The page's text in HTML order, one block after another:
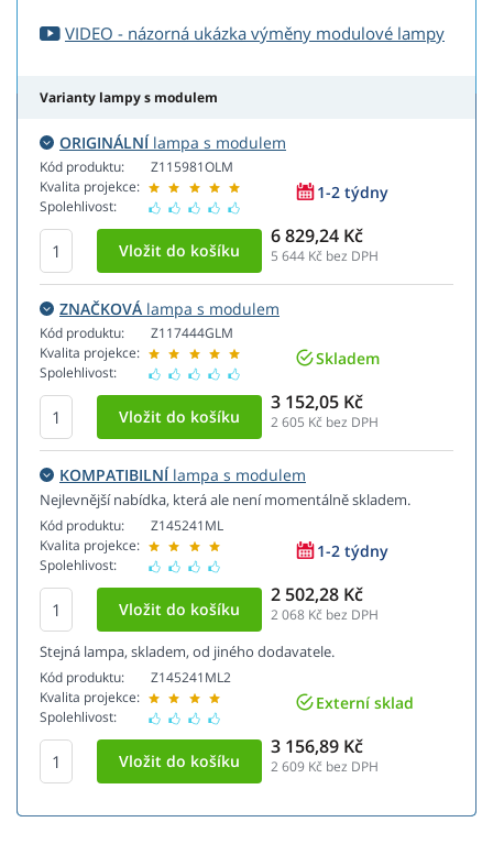
VIDEO - názorná ukázka výměny modulové lampy
Varianty lampy s modulem
ORIGINÁLNÍlampa s modulem
Kód produktu:
Kvalita projekce:
Spolehlivost:
Z115981OLM
1-2 týdny
6 829,24 Kč
5 644 Kč bez DPH
ZNAČKOVÁ lampa s modulem
Kód produktu:
Kvalita projekce:
Spolehlivost:
Z117444GLM
Skladem
3 152,05 Kč
2 605 Kč bez DPH
KOMPATIBILNÍlampa s modulem
Nejlevnější nabídka, která ale není momentálně skladem.
Kód produktu:
Kvalita projekce:
Spolehlivost:
Z145241ML
1-2 týdny
2 502,28 Kč
2 068 Kč bez DPH
Stejná lampa, skladem, od jiného dodavatele.
Kód produktu:
Kvalita projekce:
Spolehlivost:
Z145241ML2
Externí sklad
3 156,89 Kč
2 609 Kč bez DPH